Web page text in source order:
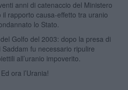
anni di catenaccio del Ministero
rapporto causa-effetto tra uranio
lo Stato.
Golfo del 2003: dopo la presa di
Saddam fu necessario ripulire
all’uranio impoverito.
ora l’Urania!